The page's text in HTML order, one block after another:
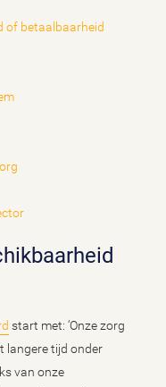
of betaalbaarheid
start met: ‘Onze zorg
langere tijd onder
van onze